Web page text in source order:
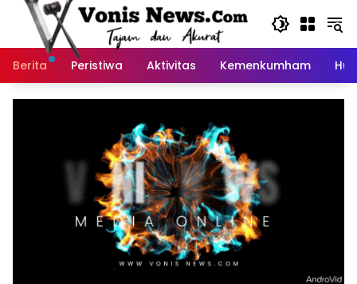
Langsung
Berita
Peristiwa Aktivitas Kemenkumham